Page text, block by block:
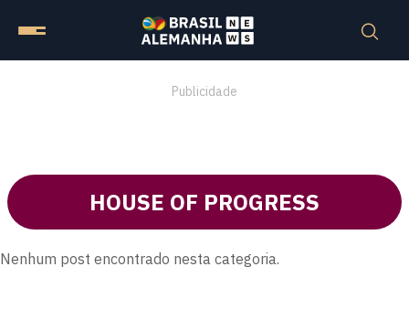
Publicidade
HOUSE OF PROGRESS
Nenhum post encontrado nesta categoria.